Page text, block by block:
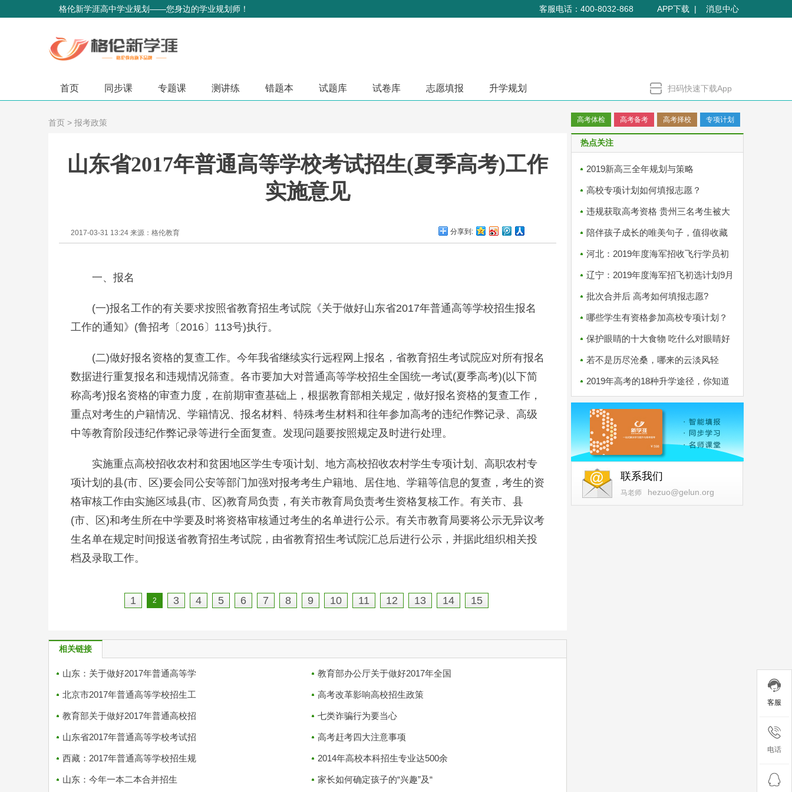
格伦新学涯高中学业规划——您身边的学业规划师！ 客服电话：400-8032-868 APP下载 消息中心
首页 同步课 专题课 测讲练 错题本 试题库 试卷库 志愿填报 升学规划 扫码快速下载App
首页 > 报考政策
山东省2017年普通高等学校考试招生(夏季高考)工作
实施意见
2017-03-31 13:24 来源：格伦教育 分享到:
一、报名
(一)报名工作的有关要求按照省教育招生考试院《关于做好山东省2017年普通高等学校招生报名
工作的通知》(鲁招考〔2016〕113号)执行。
(二)做好报名资格的复查工作。今年我省继续实行远程网上报名，省教育招生考试院应对所有报名
数据进行重复报名和违规情况筛查。各市要加大对普通高等学校招生全国统一考试(夏季高考)(以下简
称高考)报名资格的审查力度，在前期审查基础上，根据教育部相关规定，做好报名资格的复查工作，
重点对考生的户籍情况、学籍情况、报名材料、特殊考生材料和往年参加高考的违纪作弊记录、高级
中等教育阶段违纪作弊记录等进行全面复查。发现问题要按照规定及时进行处理。
实施重点高校招收农村和贫困地区学生专项计划、地方高校招收农村学生专项计划、高职农村专
项计划的县(市、区)要会同公安等部门加强对报考考生户籍地、居住地、学籍等信息的复查，考生的资
格审核工作由实施区域县(市、区)教育局负责，有关市教育局负责考生资格复核工作。有关市、县
(市、区)和考生所在中学要及时将资格审核通过考生的名单进行公示。有关市教育局要将公示无异议考
生名单在规定时间报送省教育招生考试院，由省教育招生考试院汇总后进行公示，并据此组织相关投
档及录取工作。
1 2 3 4 5 6 7 8 9 10 11 12 13 14 15
相关链接
山东：关于做好2017年普通高等学
北京市2017年普通高等学校招生工
教育部关于做好2017年普通高校招
山东省2017年普通高等学校考试招
西藏：2017年普通高等学校招生规
山东：今年一本二本合并招生
教育部办公厅关于做好2017年全国
高考改革影响高校招生政策
七类诈骗行为要当心
高考赶考四大注意事项
2014年高校本科招生专业达500余
家长如何确定孩子的“兴趣”及“
高考体检 高考备考 高考择校 专项计划
热点关注
2019新高三全年规划与策略
高校专项计划如何填报志愿？
违规获取高考资格 贵州三名考生被大
学取消学籍
陪伴孩子成长的唯美句子，值得收藏
河北：2019年度海军招收飞行学员初
检9月25日开始
辽宁：2019年度海军招飞初选计划9月
16日全面展开
批次合并后 高考如何填报志愿?
哪些学生有资格参加高校专项计划？
保护眼睛的十大食物 吃什么对眼睛好
若不是历尽沧桑，哪来的云淡风轻
2019年高考的18种升学途径，你知道
吗？
联系我们
马老师 hezuo@gelun.org
客服
电话